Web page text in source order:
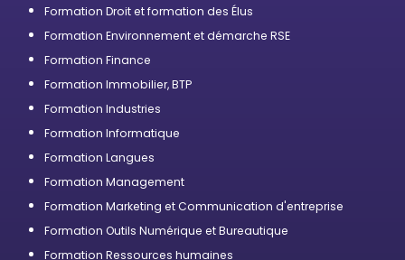
Formation Droit et formation des Élus
Formation Environnement et démarche RSE
Formation Finance
Formation Immobilier, BTP
Formation Industries
Formation Informatique
Formation Langues
Formation Management
Formation Marketing et Communication d'entreprise
Formation Outils Numérique et Bureautique
Formation Ressources humaines